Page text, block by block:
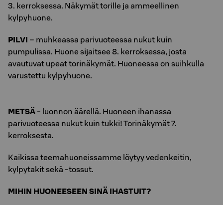
3. kerroksessa. Näkymät torille ja ammeellinen
kylpyhuone.
PILVI – muhkeassa parivuoteessa nukut kuin
pumpulissa. Huone sijaitsee 8. kerroksessa, josta
avautuvat upeat torinäkymät. Huoneessa on suihkulla
varustettu kylpyhuone.
METSÄ - luonnon äärellä. Huoneen ihanassa
parivuoteessa nukut kuin tukki! Torinäkymät 7.
kerroksesta.
Kaikissa teemahuoneissamme löytyy vedenkeitin,
kylpytakit sekä -tossut.
MIHIN HUONEESEEN SINÄ IHASTUIT?